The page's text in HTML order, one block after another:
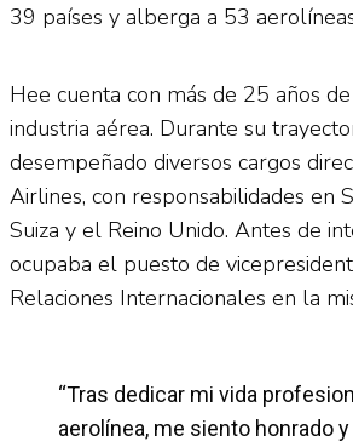
39 países y alberga a 53
Hee cuenta con más de 25 años
industria aérea. Durante su
desempeñado diversos cargos
Airlines, con responsabilidades en
Suiza y el Reino Unido. Antes de
ocupaba el puesto de
Relaciones Internacionales en la
“Tras dedicar mi vida
aerolínea, me siento honrado